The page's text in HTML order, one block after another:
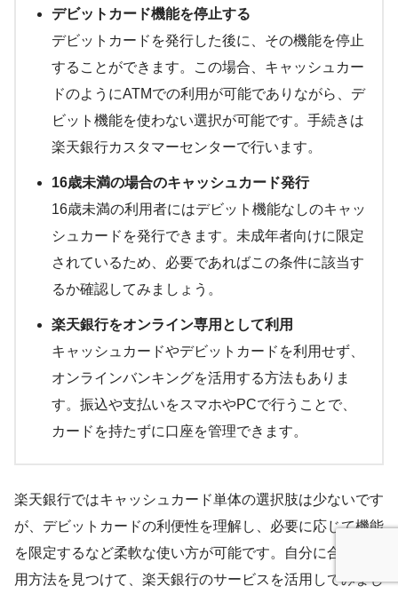
デビットカード機能を停止する
デビットカードを発行した後に、その機能を停止
することができます。この場合、キャッシュカー
ドのようにATMでの利用が可能でありながら、デ
ビット機能を使わない選択が可能です。手続きは
楽天銀行カスタマーセンターで行います。
16歳未満の場合のキャッシュカード発行
16歳未満の利用者にはデビット機能なしのキャッ
シュカードを発行できます。未成年者向けに限定
されているため、必要であればこの条件に該当す
るか確認してみましょう。
楽天銀行をオンライン専用として利用
キャッシュカードやデビットカードを利用せず、
オンラインバンキングを活用する方法もありま
す。振込や支払いをスマホやPCで行うことで、
カードを持たずに口座を管理できます。
楽天銀行ではキャッシュカード単体の選択肢は少ないです
が、デビットカードの利便性を理解し、必要に応じて機能
を限定するなど柔軟な使い方が可能です。自分に合った利
用方法を見つけて、楽天銀行のサービスを活用してみまし